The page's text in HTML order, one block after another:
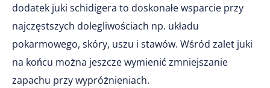
dodatek juki schidigera to doskonałe wsparcie przy
najczęstszych dolegliwościach np. układu
pokarmowego, skóry, uszu i stawów. Wśród zalet juki
na końcu można jeszcze wymienić zmniejszanie
zapachu przy wypróżnieniach.